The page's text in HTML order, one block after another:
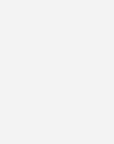
den Umzug der ebm-
umgezogen. Das
eine Fläche von rund